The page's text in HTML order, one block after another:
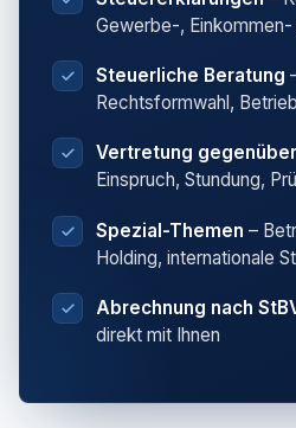
Gewerbe-,
Steuerliche Beratung
Rechtsformwahl,
Vertretung
Einspruch, Stundung,
Spezial-Themen –
Holding, internationale
Abrechnung nach
direkt mit Ihnen